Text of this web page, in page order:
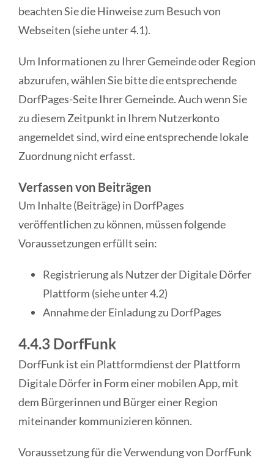
beachten Sie die Hinweise zum Besuch von
Webseiten (siehe unter 4.1).
Um Informationen zu Ihrer Gemeinde oder Region
abzurufen, wählen Sie bitte die entsprechende
DorfPages-Seite Ihrer Gemeinde. Auch wenn Sie
zu diesem Zeitpunkt in Ihrem Nutzerkonto
angemeldet sind, wird eine entsprechende lokale
Zuordnung nicht erfasst.
Verfassen von Beiträgen
Um Inhalte (Beiträge) in DorfPages
veröffentlichen zu können, müssen folgende
Voraussetzungen erfüllt sein:
Registrierung als Nutzer der Digitale Dörfer
Plattform (siehe unter 4.2)
Annahme der Einladung zu DorfPages
4.4.3 DorfFunk
DorfFunk ist ein Plattformdienst der Plattform
Digitale Dörfer in Form einer mobilen App, mit
dem Bürgerinnen und Bürger einer Region
miteinander kommunizieren können.
Voraussetzung für die Verwendung von DorfFunk